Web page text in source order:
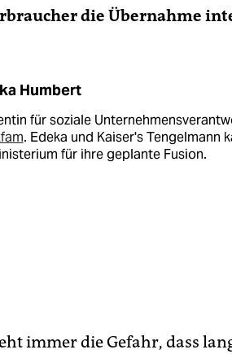
die Übernahme
Humbert
für soziale
. Edeka und Kaiser's Tengelmann
für ihre geplante Fusion.
immer die Gefahr, dass